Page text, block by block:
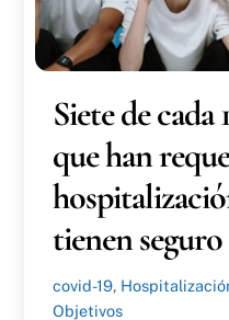
Siete de cada
que han
tienen seguro
covid-19,
Objetivos